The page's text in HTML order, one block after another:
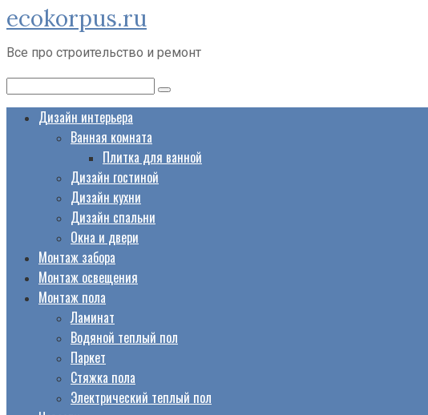
Перейти
к
контенту
ecokorpus.ru
Все про строительство и ремонт
Дизайн интерьера
Ванная комната
Плитка для ванной
Дизайн гостиной
Дизайн кухни
Дизайн спальни
Окна и двери
Монтаж забора
Монтаж освещения
Монтаж пола
Ламинат
Водяной теплый пол
Паркет
Стяжка пола
Электрический теплый пол